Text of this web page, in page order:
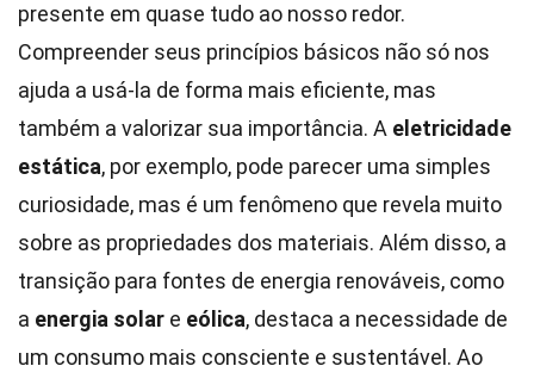
presente em quase tudo ao nosso redor.
Compreender seus princípios básicos não só nos
ajuda a usá-la de forma mais eficiente, mas
também a valorizar sua importância. A eletricidade
estática, por exemplo, pode parecer uma simples
curiosidade, mas é um fenômeno que revela muito
sobre as propriedades dos materiais. Além disso, a
transição para fontes de energia renováveis, como
a energia solar e eólica, destaca a necessidade de
um consumo mais consciente e sustentável. Ao